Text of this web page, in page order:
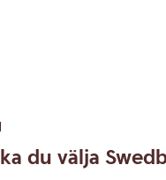
du välja